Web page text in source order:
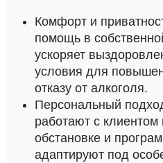
Комфорт и
помощь в
ускоряет
условия для
отказу от алкоголя.
Персональный
работают с
обстановке и
адаптируют под